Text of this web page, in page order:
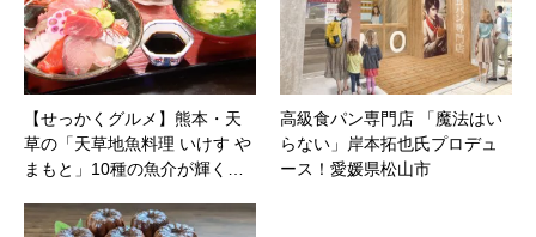
【せっかくグルメ】熊本・天
草の「天草地魚料理 いけす や
まもと」10種の魚介が輝く…
高級食パン専門店 「魔法はい
らない」岸本拓也氏プロデュ
ース！愛媛県松山市